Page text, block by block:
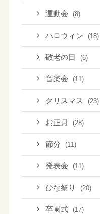
運動会 (8)
ハロウィン (18)
敬老の日 (6)
音楽会 (11)
クリスマス (23)
お正月 (28)
節分 (11)
発表会 (11)
ひな祭り (20)
卒園式 (17)